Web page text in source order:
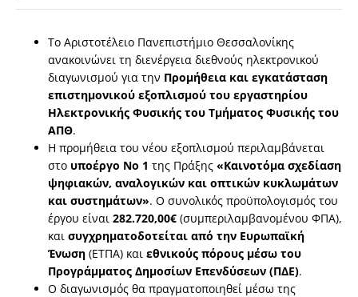
Το Αριστοτέλειο Πανεπιστήμιο Θεσσαλονίκης
ανακοινώνει τη διενέργεια διεθνούς ηλεκτρονικού
διαγωνισμού για την Προμήθεια και εγκατάσταση
επιστημονικού εξοπλισμού του εργαστηρίου
Ηλεκτρονικής Φυσικής του Τμήματος Φυσικής του
ΑΠΘ.
Η προμήθεια του νέου εξοπλισμού περιλαμβάνεται
στο υποέργο Νο 1 της Πράξης «Καινοτόμα σχεδίαση
ψηφιακών, αναλογικών και οπτικών κυκλωμάτων
και συστημάτων». Ο συνολικός προϋπολογισμός του
έργου είναι 282.720,00€ (συμπεριλαμβανομένου ΦΠΑ),
και συγχρηματοδοτείται από την Ευρωπαϊκή
Ένωση (ΕΤΠΑ) και εθνικούς πόρους μέσω του
Προγράμματος Δημοσίων Επενδύσεων (ΠΔΕ).
Ο διαγωνισμός θα πραγματοποιηθεί μέσω της